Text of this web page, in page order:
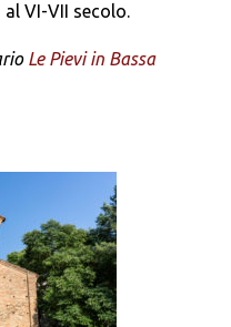
VI-VII secolo.
Le Pievi in Bassa